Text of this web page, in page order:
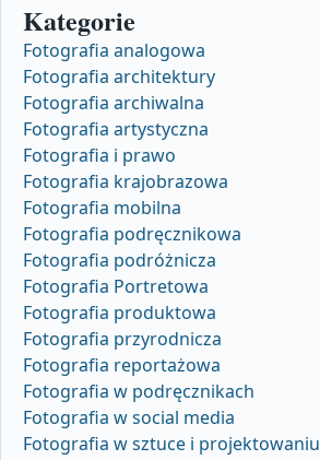
Kategorie
Fotografia analogowa
Fotografia architektury
Fotografia archiwalna
Fotografia artystyczna
Fotografia i prawo
Fotografia krajobrazowa
Fotografia mobilna
Fotografia podręcznikowa
Fotografia podróżnicza
Fotografia Portretowa
Fotografia produktowa
Fotografia przyrodnicza
Fotografia reportażowa
Fotografia w podręcznikach
Fotografia w social media
Fotografia w sztuce i projektowaniu